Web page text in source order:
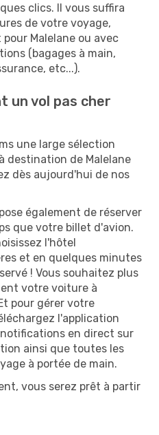
clics. Il vous suffira
de votre voyage,
Malelane ou avec
(bagages à main,
etc...).
un vol pas cher
une large sélection
destination de Malelane
dès aujourd'hui de nos
également de réserver
que votre billet d'avion.
l'hôtel
et en quelques minutes
! Vous souhaitez plus
votre voiture à
pour gérer votre
l'application
notifications en direct sur
ainsi que toutes les
à portée de main.
vous serez prêt à partir